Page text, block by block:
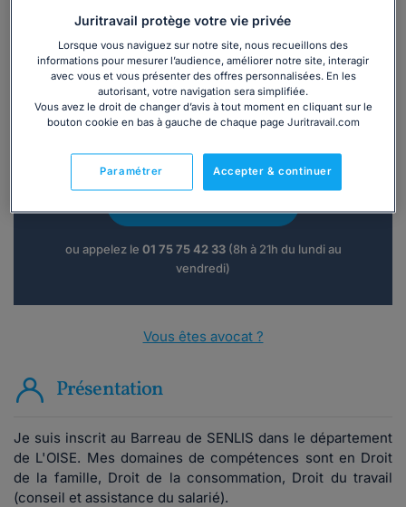
3 devis en 48h
téléphone ?
ou appelez le 01 75 75 42 33(8h à 21h du lundi au
vendredi)
Vous êtes avocat ?
Présentation
Je suis inscrit au Barreau de SENLIS dans le département
de L'OISE. Mes domaines de compétences sont en Droit
de la famille, Droit de la consommation, Droit du travail
(conseil et assistance du salarié).
Juritravail protège votre vie privée
Lorsque vous naviguez sur notre site, nous recueillons des
informations pour mesurer l’audience, améliorer notre site, interagir
avec vous et vous présenter des offres personnalisées. En les
autorisant, votre navigation sera simplifiée.
Vous avez le droit de changer d’avis à tout moment en cliquant sur le
bouton cookie en bas à gauche de chaque page Juritravail.com
Accepter & continuer
Paramétrer